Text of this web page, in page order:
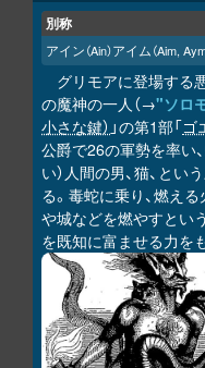
別称
アイン（Ain）アイム（Aim, Aym
グリモアに登場する
の魔神の一人（→"ソロ
小さな鍵） 」の第1部「ゴ
公爵で26の軍勢を率い
い）人間の男、猫、と
る。毒蛇に乗り、燃え
や城などを燃やすとい
を既知に富ませる力を